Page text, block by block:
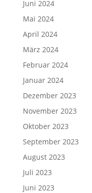
Juni 2024
Mai 2024
April 2024
März 2024
Februar 2024
Januar 2024
Dezember 2023
November 2023
Oktober 2023
September 2023
August 2023
Juli 2023
Juni 2023